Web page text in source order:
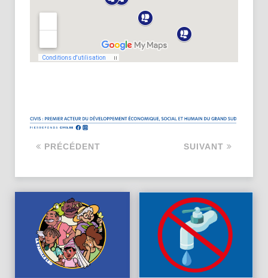
PRÉCÉDENT SUIVANT